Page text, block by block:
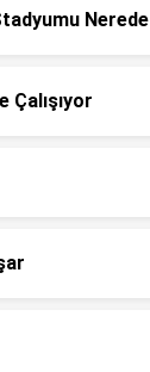
Nerede
Çalışıyor